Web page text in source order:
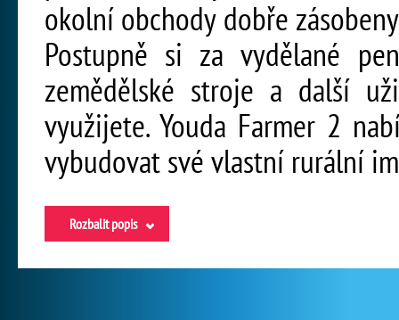
okolní obchody dobře
Postupně si za vydělané
zemědělské stroje a další
využijete. Youda Farmer 2
vybudovat své vlastní rurální
Rozbalit popis